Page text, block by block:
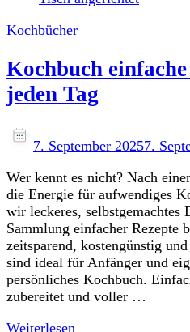
Kochbücher
Kochbuch
jeden Tag
7. September 20257.
Wer kennt es nicht? Nach
die Energie für aufwendiges
wir leckeres, selbstgemachtes
Sammlung einfacher Rezepte
zeitsparend, kostengünstig
sind ideal für Anfänger und
persönliches Kochbuch.
zubereitet und voller …
Weiterlesen